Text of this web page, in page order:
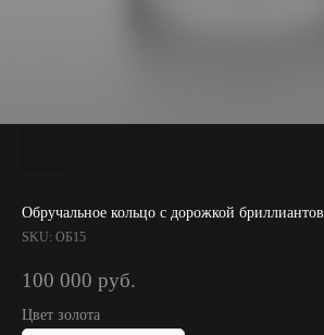
Обручальное кольцо с дорожкой бриллиантов
SKU: ОБ15
100 000 руб.
Цвет золота